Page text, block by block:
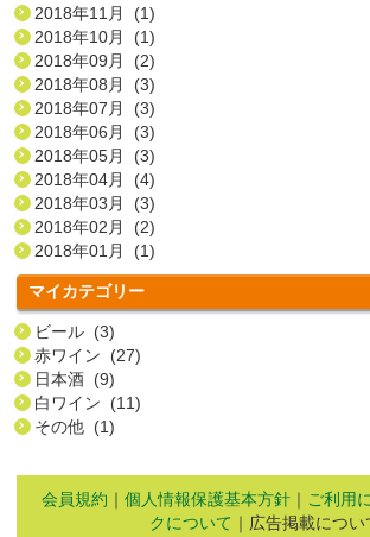
2018年11月 (1)
2018年10月 (1)
2018年09月 (2)
2018年08月 (3)
2018年07月 (3)
2018年06月 (3)
2018年05月 (3)
2018年04月 (4)
2018年03月 (3)
2018年02月 (2)
2018年01月 (1)
マイカテゴリー
ビール (3)
赤ワイン (27)
日本酒 (9)
白ワイン (11)
その他 (1)
会員規約 ｜ 個人情報保護基本方針 ｜ ご利用
クについて ｜広告掲載につい